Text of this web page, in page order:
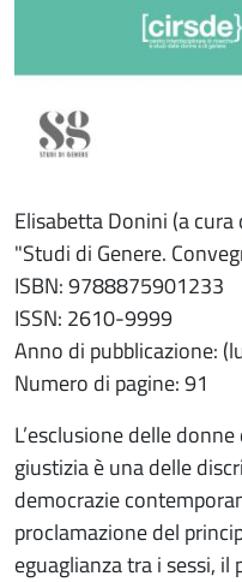
Elisabetta Donini (a cura
"Studi di Genere.
ISBN: 9788875901233
ISSN: 2610-9999
Anno di pubblicazione:
Numero di pagine: 91
L’esclusione delle
giustizia è una delle
democrazie
proclamazione del
eguaglianza tra i sessi,